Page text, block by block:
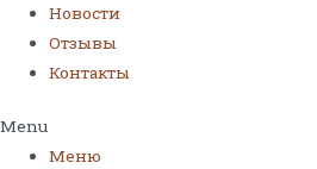
Новости
Отзывы
Контакты
Menu
Меню